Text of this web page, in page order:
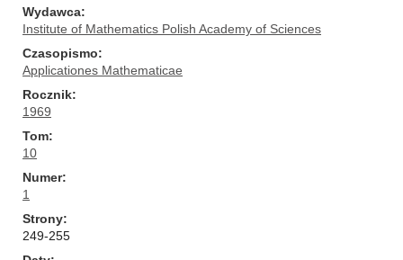
Wydawca
Institute of Mathematics Polish Academy of Sciences
Czasopismo
Applicationes Mathematicae
Rocznik
1969
Tom
10
Numer
1
Strony
249-255